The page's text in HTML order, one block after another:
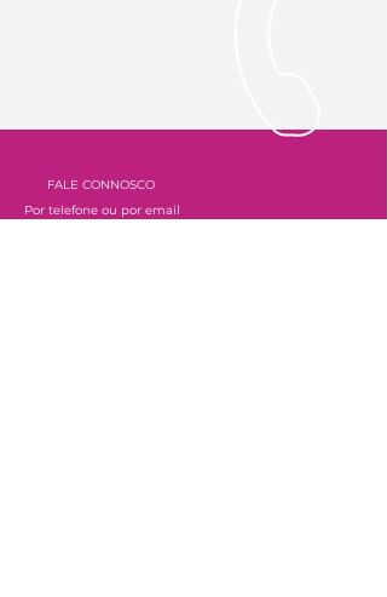
FALE CONNOSCO
Por telefone ou por email